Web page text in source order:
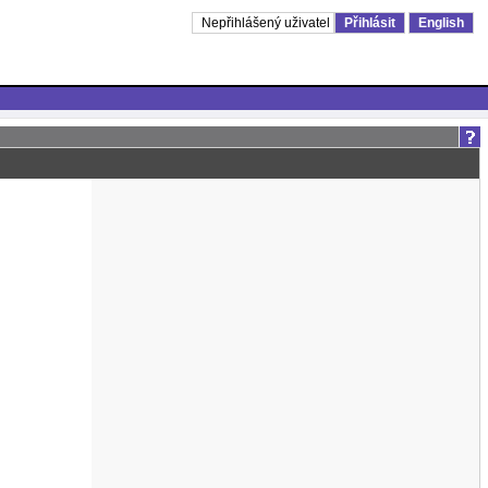
Nepřihlášený uživatel Přihlásit English